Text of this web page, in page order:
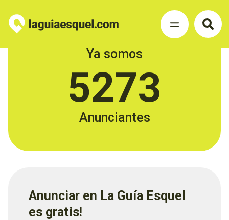
Ya somos
5273
Anunciantes
Anunciar en La Guía Esquel
es gratis!